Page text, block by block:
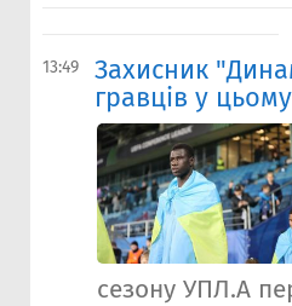
13:49
Захисник
гравців у
сезону УПЛ.А